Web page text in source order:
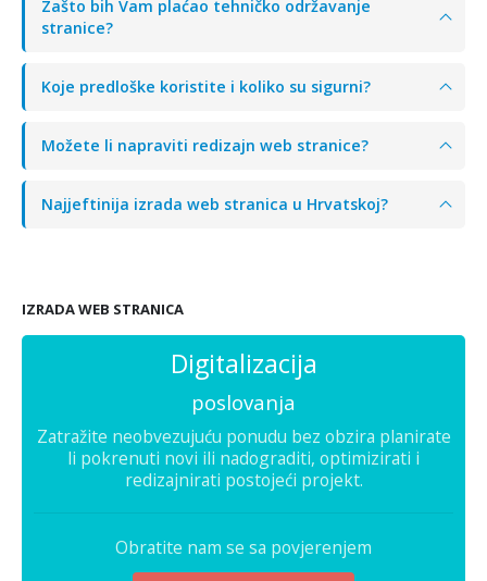
Zašto bih Vam plaćao tehničko održavanje
stranice?
Koje predloške koristite i koliko su sigurni?
Možete li napraviti redizajn web stranice?
Najjeftinija izrada web stranica u Hrvatskoj?
IZRADA WEB STRANICA
Digitalizacija
poslovanja
Zatražite neobvezujuću ponudu bez obzira planirate
li pokrenuti novi ili nadograditi, optimizirati i
redizajnirati postojeći projekt.
Obratite nam se sa povjerenjem